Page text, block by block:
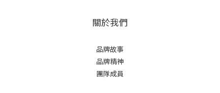
關於我們
品牌故事
品牌精神
團隊成員